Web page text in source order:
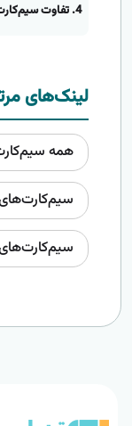
4. تفاوت سیم‌کارت دائمی با اعتباری چیست؟
لینک‌های
همه
سیم‌کارت‌های